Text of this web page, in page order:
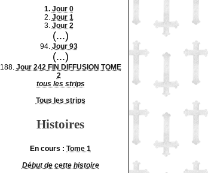
1. Jour 0
2. Jour 1
3. Jour 2
(...)
94. Jour 93
(...)
188. Jour 242 FIN DIFFUSION TOME
2
tous les strips
Tous les strips
Histoires
En cours : Tome 1
Début de cette histoire